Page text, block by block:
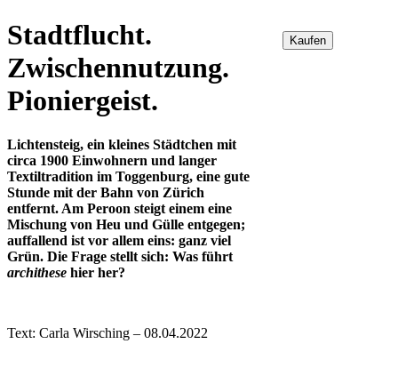
Stadtflucht.
Zwischennutzung.
Pioniergeist.
Lichtensteig, ein kleines Städtchen mit
circa 1900 Einwohnern und langer
Textiltradition im Toggenburg, eine gute
Stunde mit der Bahn von Zürich
entfernt. Am Peroon steigt einem eine
Mischung von Heu und Gülle entgegen;
auffallend ist vor allem eins: ganz viel
Grün. Die Frage stellt sich: Was führt
archithese hier her?
Text: Carla Wirsching – 08.04.2022